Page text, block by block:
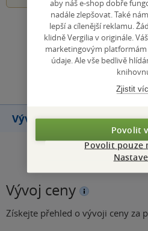
Zobrazit všechna
Přidat
Vývoj ceny
Vývoj ceny
Získejte přehled o vývoji ceny za
aby náš e-shop dobře
nadále zlepšovat. Také
lepší a cílenější reklamu.
klidně Vergilia v originále.
marketingovým
údaje. Ale vše bedlivě
Zjistit
Povolit
Povolit pouze